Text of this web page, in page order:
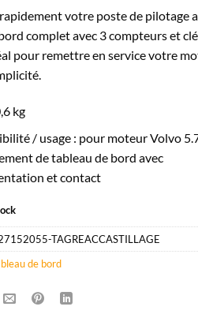
votre poste de pilotage
complet avec 3 compteurs et
pour remettre en service votre
kg
/ usage : pour moteur Volvo
de tableau de bord avec
et contact
TAGREACCASTILLAGE
de bord